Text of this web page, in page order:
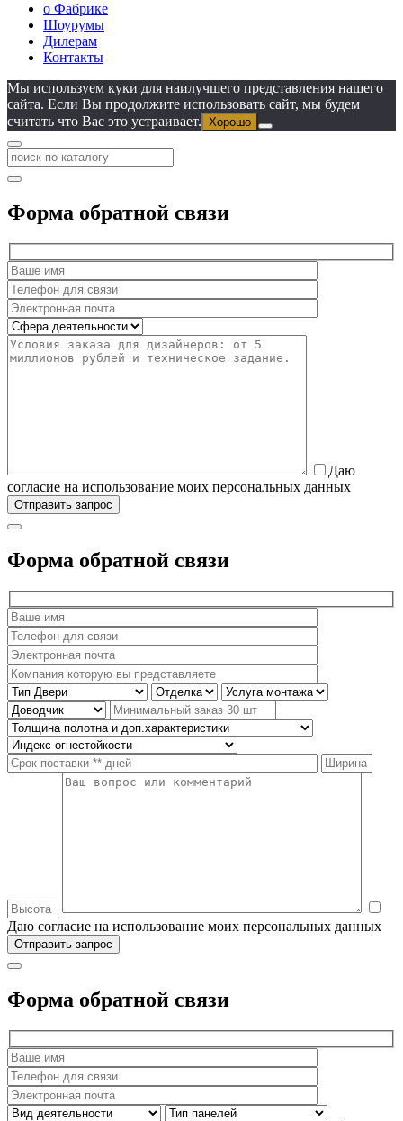
о Фабрике
Шоурумы
Дилерам
Контакты
Мы используем куки для наилучшего представления нашего
сайта. Если Вы продолжите использовать сайт, мы будем
считать что Вас это устраивает. Хорошо
Форма обратной связи
Даю
согласие на использование моих персональных данных
Форма обратной связи
Даю согласие на использование моих персональных данных
Форма обратной связи